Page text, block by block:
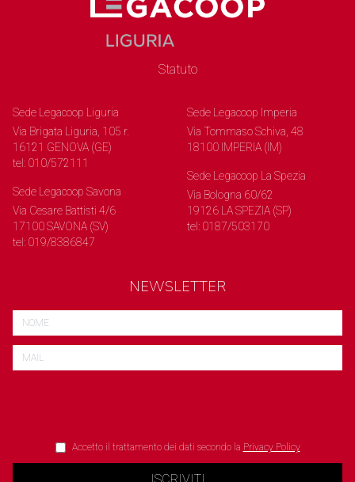
Statuto
Sede Legacoop Liguria
Via Brigata Liguria, 105 r.
16121 GENOVA (GE)
tel: 010/572111
Sede Legacoop Savona
Via Cesare Battisti 4/6
17100 SAVONA (SV)
tel: 019/8386847
Sede Legacoop Imperia
Via Tommaso Schiva, 48
18100 IMPERIA (IM)
Sede Legacoop La Spezia
Via Bologna 60/62
19126 LA SPEZIA (SP)
tel: 0187/503170
NEWSLETTER
Accetto il trattamento dei dati secondo la Privacy Policy